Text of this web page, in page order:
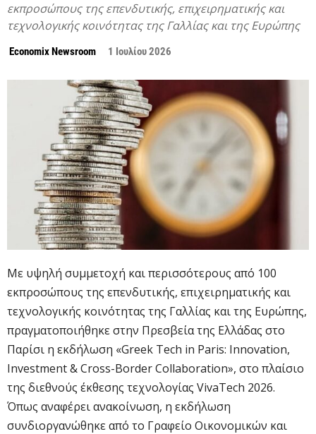
εκπροσώπους της επενδυτικής, επιχειρηματικής και
τεχνολογικής κοινότητας της Γαλλίας και της Ευρώπης
Economix Newsroom 1 Ιουλίου 2026
Με υψηλή συμμετοχή και περισσότερους από 100
εκπροσώπους της επενδυτικής, επιχειρηματικής και
τεχνολογικής κοινότητας της Γαλλίας και της Ευρώπης,
πραγματοποιήθηκε στην Πρεσβεία της Ελλάδας στο
Παρίσι η εκδήλωση «Greek Tech in Paris: Innovation,
Investment & Cross-Border Collaboration», στο πλαίσιο
της διεθνούς έκθεσης τεχνολογίας VivaTech 2026.
Όπως αναφέρει ανακοίνωση, η εκδήλωση
συνδιοργανώθηκε από το Γραφείο Οικονομικών και